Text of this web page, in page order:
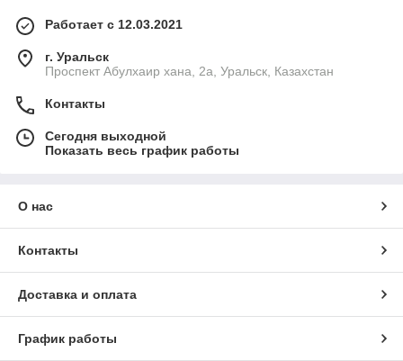
Работает с 12.03.2021
г. Уральск
Проспект Абулхаир хана, 2а, Уральск, Казахстан
Контакты
Сегодня выходной
Показать весь график работы
О нас
Контакты
Доставка и оплата
График работы